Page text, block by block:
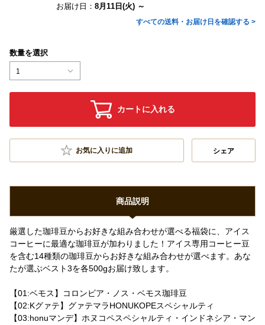
お届け日： 8月11日(火) ～
すべての送料・お届け日を確認する >
数量を選択
1
カートに入れる
お気に入りに追加 シェア
商品説明
厳選した珈琲豆からお好きな組み合わせが選べる福袋に、アイス
コーヒーに最適な珈琲豆が加わりました！アイス専用コーヒー豆
を含む14種類の珈琲豆からお好きな組み合わせが選べます。あな
たが選ぶベスト3を各500gお届け致します。
【01:ベモス】コロンビア・ノス・ベモス珈琲豆
【02:Kグァテ】グァテマラHONUKOPEスペシャルティ
【03:honuマンデ】ホヌコペスペシャルティ・インドネシア・マン